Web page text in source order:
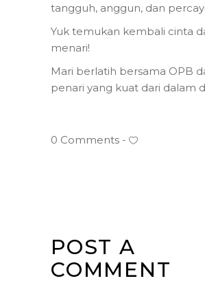
tangguh, anggun, dan
Yuk temukan kembali cinta
menari!
Mari berlatih bersama OPB
penari yang kuat dari dalam
0 Comments
POST A
COMMENT